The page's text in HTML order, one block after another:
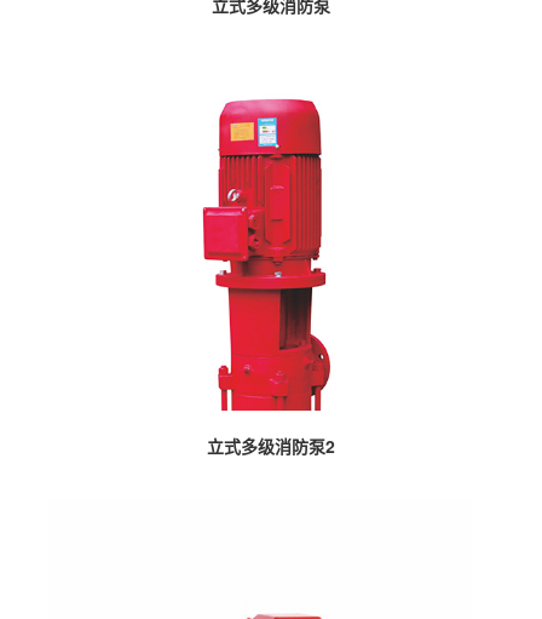
立式多级消防泵
立式多级消防泵2